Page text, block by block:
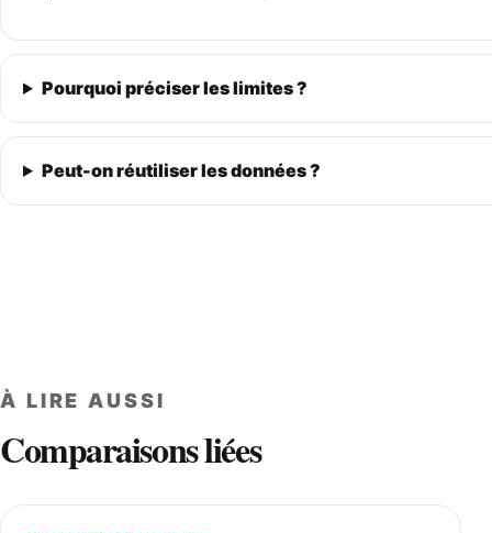
Pourquoi préciser les limites ?
Peut-on réutiliser les données ?
À LIRE AUSSI
Comparaisons liées